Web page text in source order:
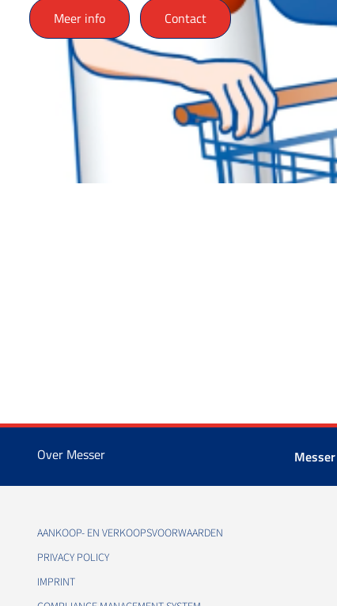
Meer info Contact
Over Messer
AANKOOP- EN VERKOOPSVOORWAARDEN
PRIVACY POLICY
IMPRINT